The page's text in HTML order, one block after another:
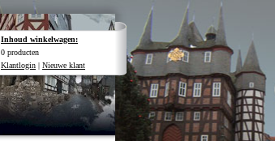
Inhoud winkelwagen:
0 producten
Klantlogin | Nieuwe klant